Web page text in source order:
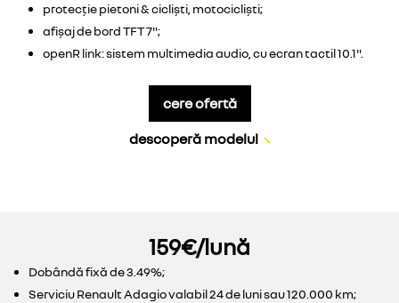
protecție pietoni & cicliști, motocicliști;
afișaj de bord TFT 7";
openR link: sistem multimedia audio, cu ecran tactil 10.1".
cere ofertă
descoperă modelul
159€/lună
Dobândă fixă de 3.49%;
Serviciu Renault Adagio valabil 24 de luni sau 120.000 km;